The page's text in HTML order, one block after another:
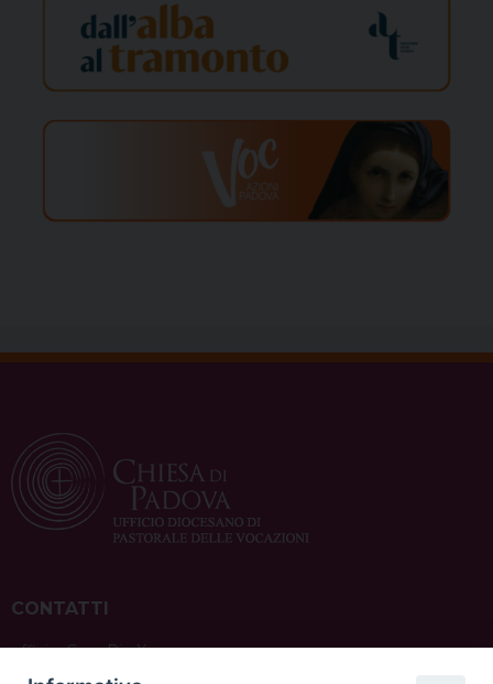
CONTATTI
ufficio: Casa Pio X
via Bonporti, 20 – 35141 Padova